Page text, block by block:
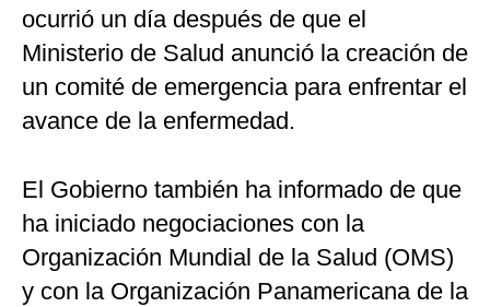
ocurrió un día después de que el
Ministerio de Salud anunció la creación de
un comité de emergencia para enfrentar el
avance de la enfermedad.
El Gobierno también ha informado de que
ha iniciado negociaciones con la
Organización Mundial de la Salud (OMS)
y con la Organización Panamericana de la